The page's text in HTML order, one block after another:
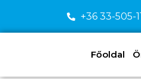
+36 33-505-
Főoldal